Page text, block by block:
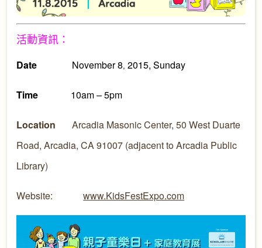
活動資訊：
Date November 8,2015, Sunday
Time 10am – 5pm
LocationArcadia Masonic Center, 50 West Duarte
Road, Arcadia, CA 91007 (adjacent to Arcadia Public
Library)
Website:www.KidsFestExpo.com